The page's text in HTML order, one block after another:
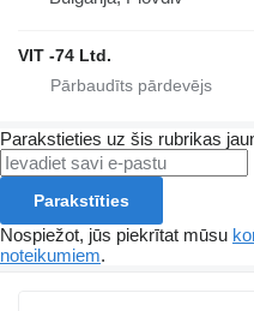
VIT -74 Ltd.
Parakstieties uz šis rubrikas
Parakstīties
Nospiežot, jūs piekrītat mūsu
noteikumiem.